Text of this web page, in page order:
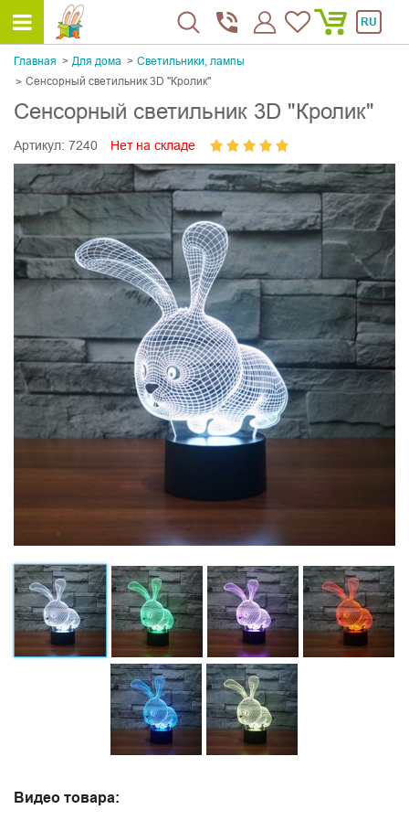
RU
Главная Для дома
Светильники, лампы
Сенсорный светильник 3D "Кролик"
Сенсорный светильник 3D "Кролик"
Артикул: 7240 Нет на складе
Видео товара: